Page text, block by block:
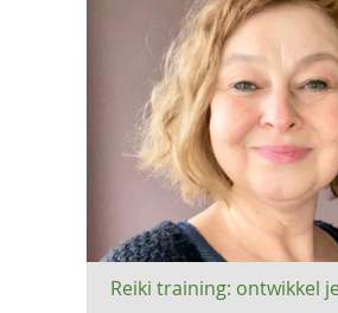
Reiki training: ontwikkel